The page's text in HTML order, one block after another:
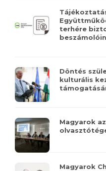
terhére
Döntés
kulturális
Magyarok
Magyarok